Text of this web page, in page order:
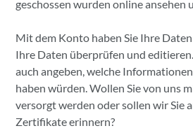
geschossen wurden online ansehen
Mit dem Konto haben Sie Ihre
Ihre Daten überprüfen und
auch angeben, welche
haben würden. Wollen Sie von uns
versorgt werden oder sollen wir Sie
Zertifikate erinnern?